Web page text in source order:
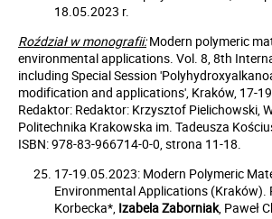
18.05.2023 r.
Roździał w monografii:Modern polymeric
environmental applications. Vol. 8, 8th
including Special Session
modification and applications', Kraków, 17-
Redaktor: Redaktor: Krzysztof Pielichowski,
Politechnika Krakowska im. Tadeusza
ISBN: 978-83-966714-0-0, strona 11-18.
17-19.05.2023: Modern Polymeric
Environmental Applications (Kraków).
Korbecka*, Izabela Zaborniak, Paweł